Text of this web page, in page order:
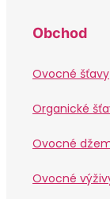
Obchod
Ovocné šťavy
Organické
Ovocné
Ovocné